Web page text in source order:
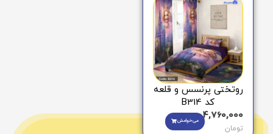
روتختی پرنسس و قلعه
کد B314
4,760,000
تومان
می‌خوامش